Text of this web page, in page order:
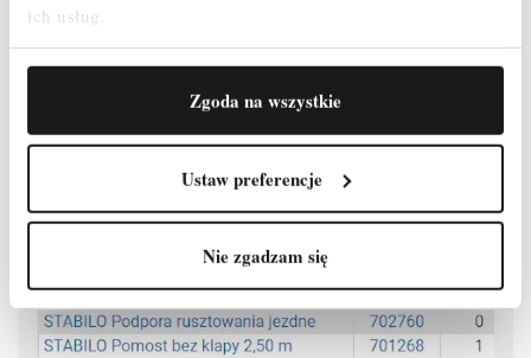
ich usług.
Zgoda na wszystkie
Ustaw preferencje
Nie zgadzam się
Rolki jezdne z regulacją wysokości (Ø 200 mm) umożliwiają